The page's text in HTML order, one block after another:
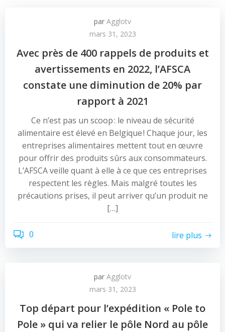
par Agglotv
mars 31, 2023
Avec près de 400 rappels de produits et
avertissements en 2022, l’AFSCA
constate une diminution de 20% par
rapport à 2021
Ce n’est pas un scoop : le niveau de sécurité
alimentaire est élevé en Belgique ! Chaque jour, les
entreprises alimentaires mettent tout en œuvre
pour offrir des produits sûrs aux consommateurs.
L’AFSCA veille quant à elle à ce que ces entreprises
respectent les règles. Mais malgré toutes les
précautions prises, il peut arriver qu’un produit ne
[…]
0 lire plus
par Agglotv
mars 31, 2023
Top départ pour l’expédition « Pole to
Pole » qui va relier le pôle Nord au pôle